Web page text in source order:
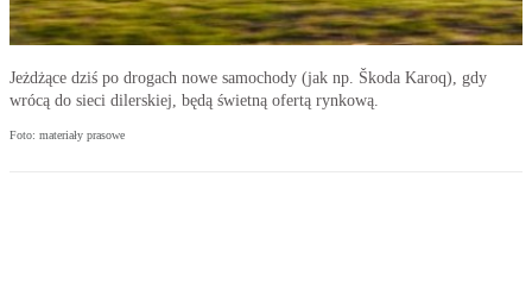
Jeżdżące dziś po drogach nowe samochody (jak np. Škoda Karoq), gdy
wrócą do sieci dilerskiej, będą świetną ofertą rynkową.
Foto: materiały prasowe